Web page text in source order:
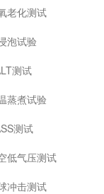
老化测试
泡试验
测试
蒸煮试验
测试
低气压测试
冲击测试